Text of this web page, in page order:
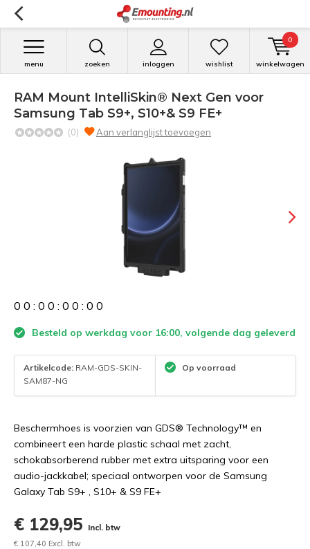
zoeken inloggen
menu wishlist winkelwagen
0
RAM Mount IntelliSkin® Next Gen voor
Samsung Tab S9+, S10+& S9 FE+
(0) Aan verlanglijst toevoegen
0 0 : 0 0 : 0 0 : 0 0
Besteld op werkdag voor 16:00, volgende dag geleverd
Artikelcode: RAM-GDS-SKIN-
SAM87-NG
Op voorraad
Beschermhoes is voorzien van GDS® Technology™ en
combineert een harde plastic schaal met zacht,
schokabsorberend rubber met extra uitsparing voor een
audio-jackkabel; speciaal ontworpen voor de Samsung
Galaxy Tab S9+ , S10+ & S9 FE+
€ 129,95
Incl. btw
€ 107,40 Excl. btw